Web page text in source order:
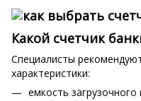
Какой счетчик
Специалисты
характеристики:
емкость